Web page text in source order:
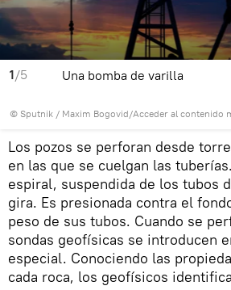
1/5
© Sputnik / Maxim Bogovid/Acceder al contenido
Una bomba de varilla
Los pozos se perforan desde
en las que se cuelgan las
espiral, suspendida de los tubos
gira. Es presionada contra el
peso de sus tubos. Cuando se
sondas geofísicas se introducen
especial. Conociendo las
cada roca, los geofísicos